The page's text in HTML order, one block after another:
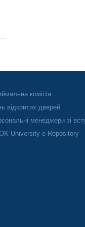
комісія
відкритих дверей
менеджери зі
University e-Repository